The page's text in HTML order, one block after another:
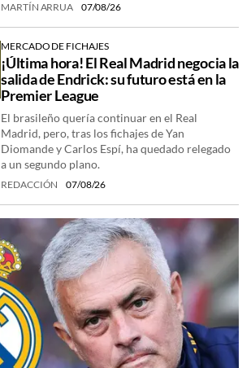
MARTÍN ARRUA 07/08/26
MERCADO DE FICHAJES
¡Última hora! El Real Madrid negocia la
salida de Endrick: su futuro está en la
Premier League
El brasileño quería continuar en el Real
Madrid, pero, tras los fichajes de Yan
Diomande y Carlos Espí, ha quedado relegado
a un segundo plano.
REDACCIÓN 07/08/26